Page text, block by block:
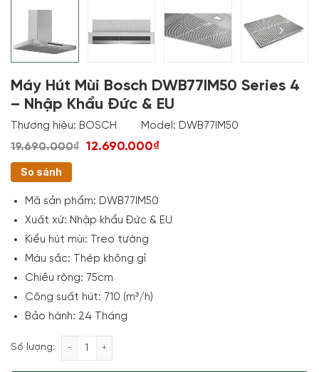
Máy Hút Mùi Bosch DWB77IM50 Series 4
– Nhập Khẩu Đức & EU
Thương hiệu: BOSCH Model: DWB77IM50
19.690.000₫ 12.690.000₫
So sánh
Mã sản phẩm: DWB77IM50
Xuất xứ: Nhập khẩu Đức & EU
Kiểu hút mùi: Treo tường
Màu sắc: Thép không gỉ
Chiều rộng: 75cm
Công suất hút: 710 (m³/h)
Bảo hành: 24 Tháng
Số lượng: Máy Hút Mùi Bosch DWB77IM50 Series 4 - Nhập